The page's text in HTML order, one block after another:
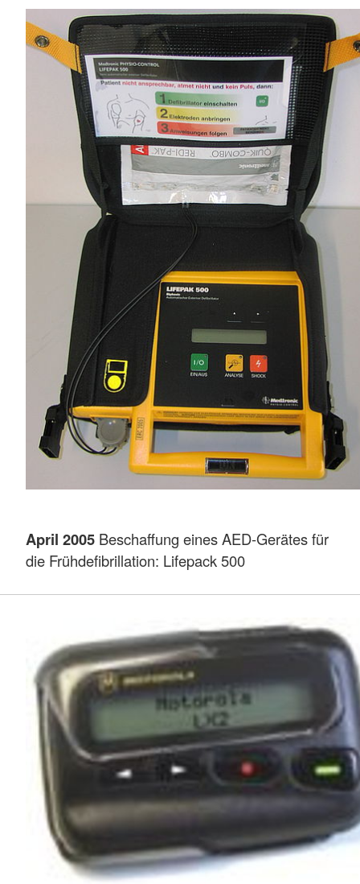
April 2005 Beschaffung eines AED-Gerätes für
die Frühdefibrillation: Lifepack 500